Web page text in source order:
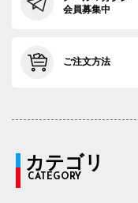
会員募集中
ご注文方法
カテゴリ
CATEGORY